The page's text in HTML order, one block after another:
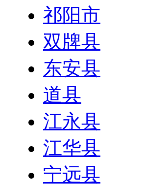
祁阳市
双牌县
东安县
道县
江永县
江华县
宁远县